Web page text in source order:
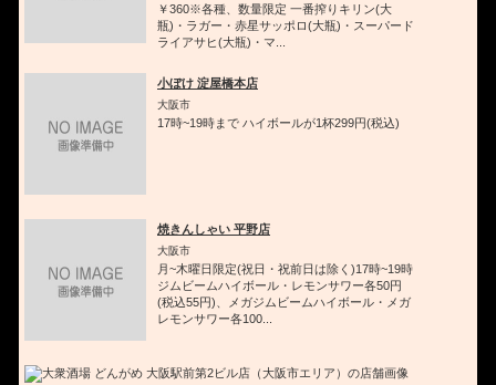
￥360※各種、数量限定 一番搾りキリン(大
瓶)・ラガー・赤星サッポロ(大瓶)・スーパード
ライアサヒ(大瓶)・マ...
小ぼけ 淀屋橋本店
大阪市
17時~19時まで ハイボールが1杯299円(税込)
焼きんしゃい 平野店
大阪市
月~木曜日限定(祝日・祝前日は除く)17時~19時
ジムビームハイボール・レモンサワー各50円
(税込55円)、メガジムビームハイボール・メガ
レモンサワー各100...